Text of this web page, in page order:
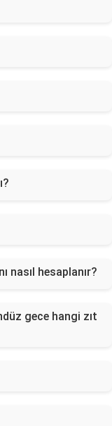
nasıl hesaplanır?
gece hangi zıt